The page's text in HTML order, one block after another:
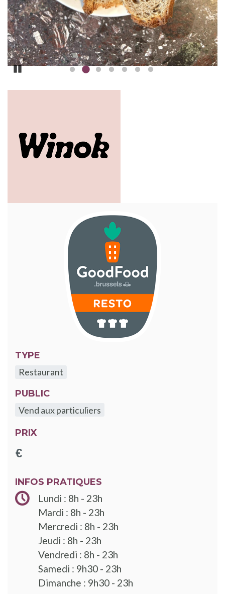
Pause
TYPE
Restaurant
PUBLIC
Vend aux particuliers
PRIX
INFOS PRATIQUES
Lundi : 8h - 23h
Mardi : 8h - 23h
Mercredi : 8h - 23h
Jeudi : 8h - 23h
Vendredi : 8h - 23h
Samedi : 9h30 - 23h
Dimanche : 9h30 - 23h